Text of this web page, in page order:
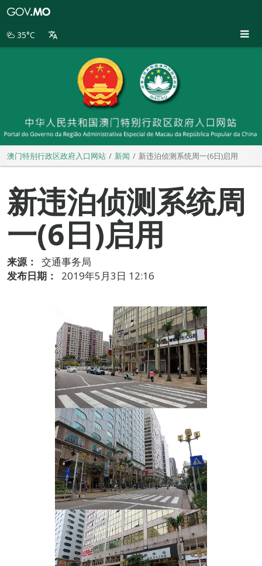
别
35°C
澳门特别行政区政府入口网站 新闻 新违泊侦测系统周一(6日)启用
新违泊侦测系统周
一(6日)启用
来源：
交通事务局
发布日期：
2019年5月3日 12:16